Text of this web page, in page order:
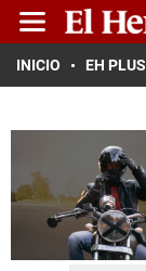
INICIO EH PLUS